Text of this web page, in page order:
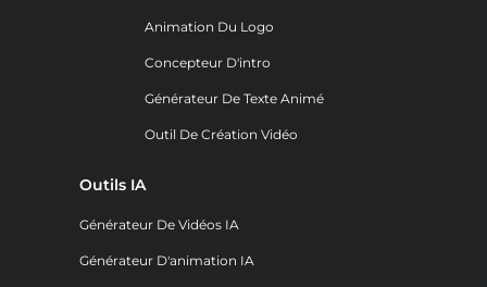
Animation Du Logo
Concepteur D'intro
Générateur De Texte Animé
Outil De Création Vidéo
Outils IA
Générateur De Vidéos IA
Générateur D'animation IA